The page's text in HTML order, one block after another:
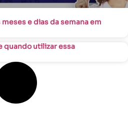
e dias da semana em
quando utilizar essa